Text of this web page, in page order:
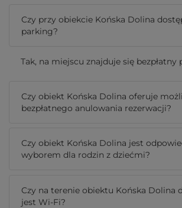
Czy przy obiekcie Końska Dolina
parking?
Tak, na miejscu znajduje się bezpłatny
Czy obiekt Końska Dolina oferuje
bezpłatnego anulowania rezerwacji?
Czy obiekt Końska Dolina jest
wyborem dla rodzin z dziećmi?
Czy na terenie obiektu Końska Dolina
jest Wi-Fi?